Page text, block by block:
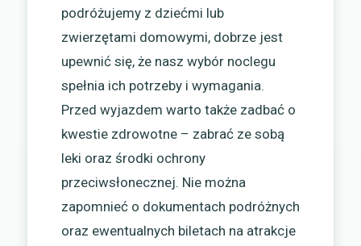
podróżujemy z dziećmi lub
zwierzętami domowymi, dobrze jest
upewnić się, że nasz wybór noclegu
spełnia ich potrzeby i wymagania.
Przed wyjazdem warto także zadbać o
kwestie zdrowotne – zabrać ze sobą
leki oraz środki ochrony
przeciwsłonecznej. Nie można
zapomnieć o dokumentach podróżnych
oraz ewentualnych biletach na atrakcje